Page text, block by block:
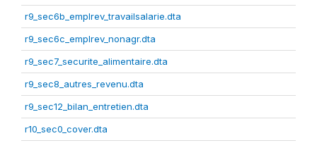
r9_sec6b_emplrev_travailsalarie.dta
r9_sec6c_emplrev_nonagr.dta
r9_sec7_securite_alimentaire.dta
r9_sec8_autres_revenu.dta
r9_sec12_bilan_entretien.dta
r10_sec0_cover.dta